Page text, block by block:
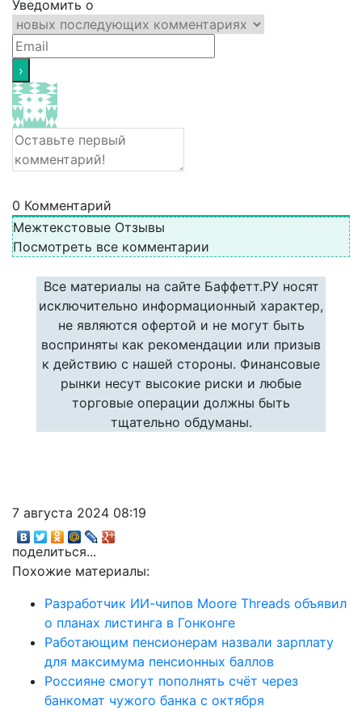
Уведомить о
0 Комментарий
Межтекстовые Отзывы
Посмотреть все комментарии
Все материалы на сайте Баффетт.РУ носят
исключительно информационный характер,
не являются офертой и не могут быть
восприняты как рекомендации или призыв
к действию с нашей стороны. Финансовые
рынки несут высокие риски и любые
торговые операции должны быть
тщательно обдуманы.
7 августа 2024 08:19
поделиться...
Похожие материалы:
Разработчик ИИ-чипов Moore Threads объявил
о планах листинга в Гонконге
Работающим пенсионерам назвали зарплату
для максимума пенсионных баллов
Россияне смогут пополнять счёт через
банкомат чужого банка с октября